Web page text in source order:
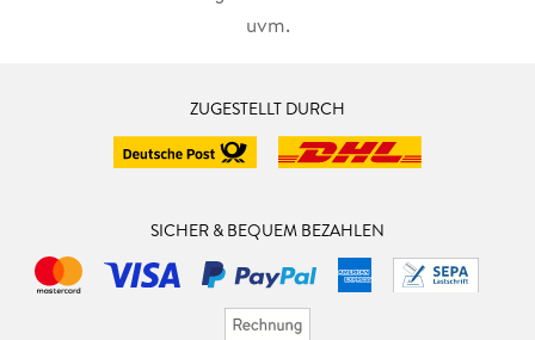
uvm.
ZUGESTELLT DURCH
SICHER & BEQUEM BEZAHLEN